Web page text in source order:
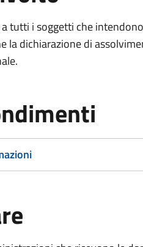
tutti i soggetti che
la dichiarazione di